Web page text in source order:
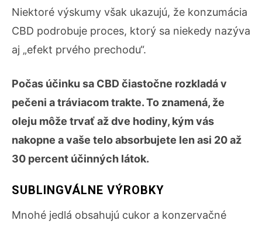
Niektoré výskumy však ukazujú, že konzumácia
CBD podrobuje proces, ktorý sa niekedy nazýva
aj „efekt prvého prechodu“.
Počas účinku sa CBD čiastočne rozkladá v
pečeni a tráviacom trakte. To znamená, že
oleju môže trvať až dve hodiny, kým vás
nakopne a vaše telo absorbujete len asi 20 až
30 percent účinných látok.
SUBLINGVÁLNE VÝROBKY
Mnohé jedlá obsahujú cukor a konzervačné